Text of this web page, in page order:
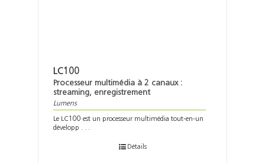
LC100
Processeur multimédia à 2 canaux :
streaming, enregistrement
Lumens
Le LC100 est un processeur multimédia tout-en-un
développ . . .
Détails